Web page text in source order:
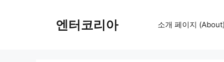
엔터코리아 소개 페이지 (About)